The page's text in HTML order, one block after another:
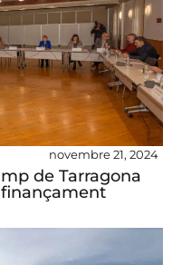
novembre 21, 2024
de Tarragona